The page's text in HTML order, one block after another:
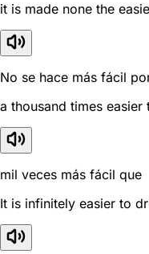
it is made none the
No se hace más fácil
a thousand times easier
mil veces más fácil que
It is infinitely easier to